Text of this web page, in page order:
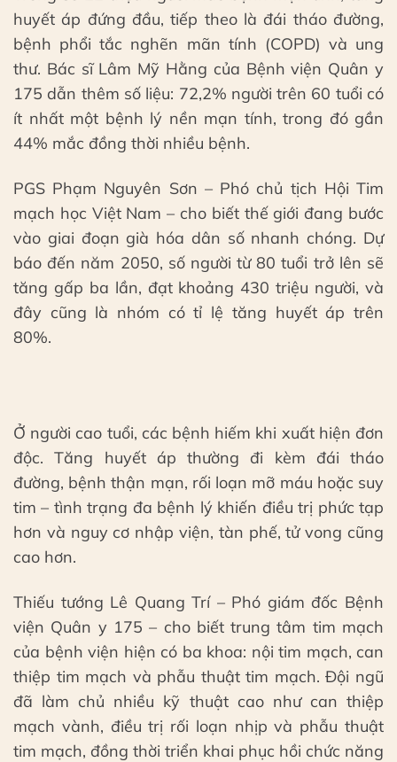
huyết áp đứng đầu, tiếp theo là đái tháo đường,
bệnh phổi tắc nghẽn mãn tính (COPD) và ung
thư. Bác sĩ Lâm Mỹ Hằng của Bệnh viện Quân y
175 dẫn thêm số liệu: 72,2% người trên 60 tuổi có
ít nhất một bệnh lý nền mạn tính, trong đó gần
44% mắc đồng thời nhiều bệnh.
PGS Phạm Nguyên Sơn – Phó chủ tịch Hội Tim
mạch học Việt Nam – cho biết thế giới đang bước
vào giai đoạn già hóa dân số nhanh chóng. Dự
báo đến năm 2050, số người từ 80 tuổi trở lên sẽ
tăng gấp ba lần, đạt khoảng 430 triệu người, và
đây cũng là nhóm có tỉ lệ tăng huyết áp trên
80%.
Ở người cao tuổi, các bệnh hiếm khi xuất hiện đơn
độc. Tăng huyết áp thường đi kèm đái tháo
đường, bệnh thận mạn, rối loạn mỡ máu hoặc suy
tim – tình trạng đa bệnh lý khiến điều trị phức tạp
hơn và nguy cơ nhập viện, tàn phế, tử vong cũng
cao hơn.
Thiếu tướng Lê Quang Trí – Phó giám đốc Bệnh
viện Quân y 175 – cho biết trung tâm tim mạch
của bệnh viện hiện có ba khoa: nội tim mạch, can
thiệp tim mạch và phẫu thuật tim mạch. Đội ngũ
đã làm chủ nhiều kỹ thuật cao như can thiệp
mạch vành, điều trị rối loạn nhịp và phẫu thuật
tim mạch, đồng thời triển khai phục hồi chức năng